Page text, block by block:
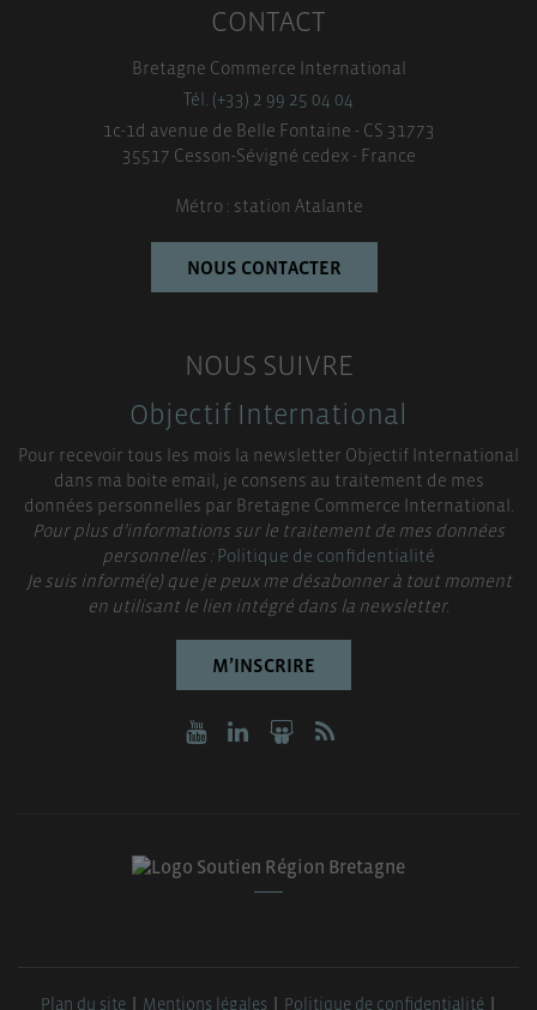
CONTACT
Bretagne Commerce International
Tél. (+33) 2 99 25 04 04
1c-1d avenue de Belle Fontaine - CS 31773
35517 Cesson-Sévigné cedex - France
Métro : station Atalante
NOUS CONTACTER
NOUS SUIVRE
Objectif International
Pour recevoir tous les mois la newsletter Objectif International
dans ma boite email, je consens au traitement de mes
données personnelles par Bretagne Commerce International.
Pour plus d’informations sur le traitement de mes données
personnelles :Politique de confidentialité
Je suis informé(e) que je peux me désabonner à tout moment
en utilisant le lien intégré dans la newsletter.
M’INSCRIRE
Plan du site Mentions légales Politique de confidentialité